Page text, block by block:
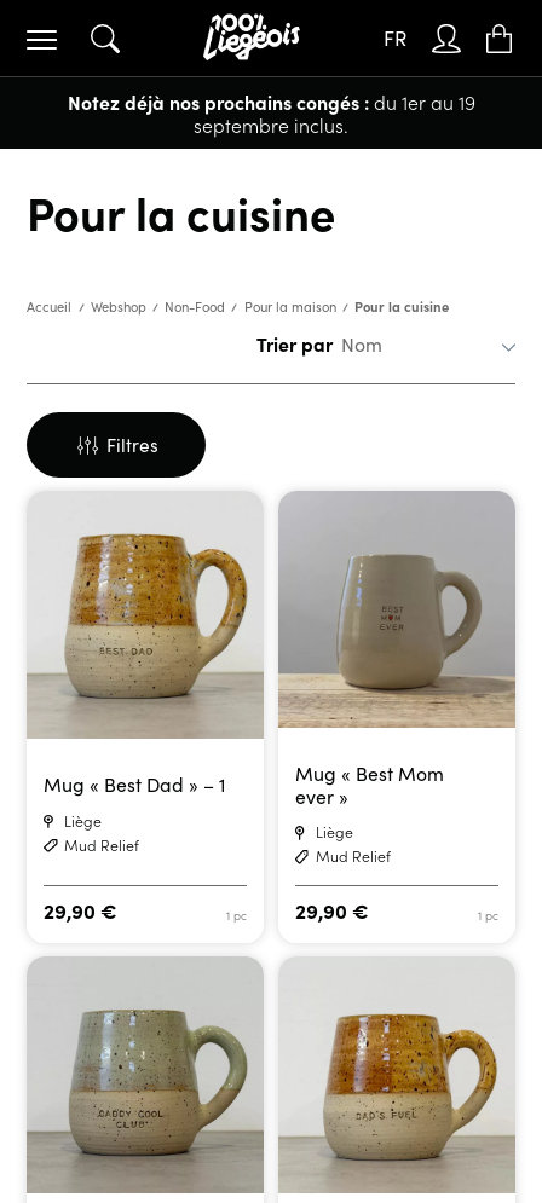
Notez déjà nos prochains congés :du 1er au 19
septembre inclus.
FR
Pour la cuisine
Accueil Webshop Non-Food Pour la maison Pour la cuisine
Trier par
Filtres
Mug « Best Dad » – 1
Liège
Mud Relief
1 pc
29,90€
Mug « Best Mom
ever »
Liège
Mud Relief
1 pc
29,90 €